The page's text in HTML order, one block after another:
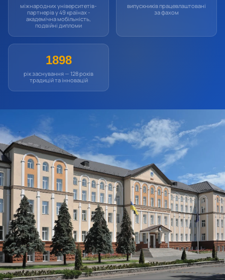
міжнародних університетів-
партнерів у 49 країнах -
академічна мобільність,
подвійні дипломи
випускників працевлаштовані
за фахом
1898
рік заснування — 128 років
традицій та інновацій